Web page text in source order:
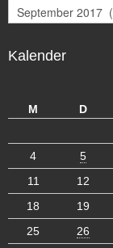
r
h
Kalender
M
D
4
5
11
12
18
19
25
26